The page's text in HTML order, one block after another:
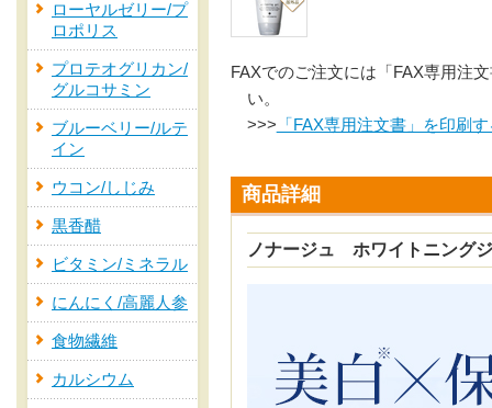
FAXでのご注文には「FAX専用注
い。
>>> 「FAX専用注文書」を印刷す
商品詳細
ノナージュ ホワイトニン
ローヤルゼリー/プ
ロポリス
プロテオグリカン/
グルコサミン
ブルーベリー/ルテ
イン
ウコン/しじみ
黒香醋
ビタミン/ミネラル
にんにく/高麗人参
食物繊維
カルシウム